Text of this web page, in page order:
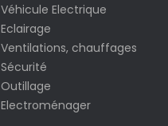
Véhicule Electrique
Eclairage
Ventilations, chauffages
Sécurité
Outillage
Electroménager